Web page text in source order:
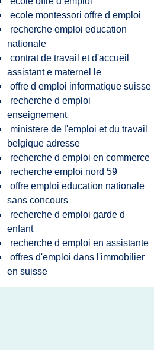
ecole montessori offre d emploi
recherche emploi education
nationale
contrat de travail et d'accueil
assistant e maternel le
offre d emploi informatique suisse
recherche d emploi
enseignement
ministere de l'emploi et du travail
belgique adresse
recherche d emploi en commerce
recherche emploi nord 59
offre emploi education nationale
sans concours
recherche d emploi garde d
enfant
recherche d emploi en assistante
offres d'emploi dans l'immobilier
en suisse